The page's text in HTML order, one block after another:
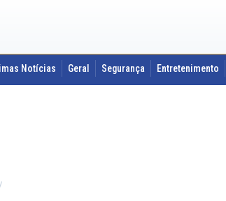
Notícias Geral Segurança Entretenimento
/